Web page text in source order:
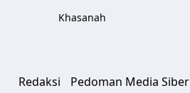
Khasanah
Redaksi Pedoman Media Siber